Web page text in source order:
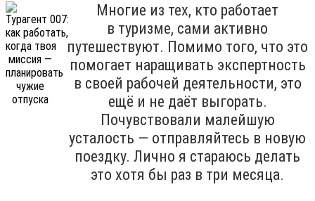
Многие из тех, кто работает
в туризме, сами активно
путешествуют. Помимо того, что это
помогает наращивать экспертность
в своей рабочей деятельности, это
ещё и не даёт выгорать.
Почувствовали малейшую
усталость — отправляйтесь в новую
поездку. Лично я стараюсь делать
это хотя бы раз в три месяца.